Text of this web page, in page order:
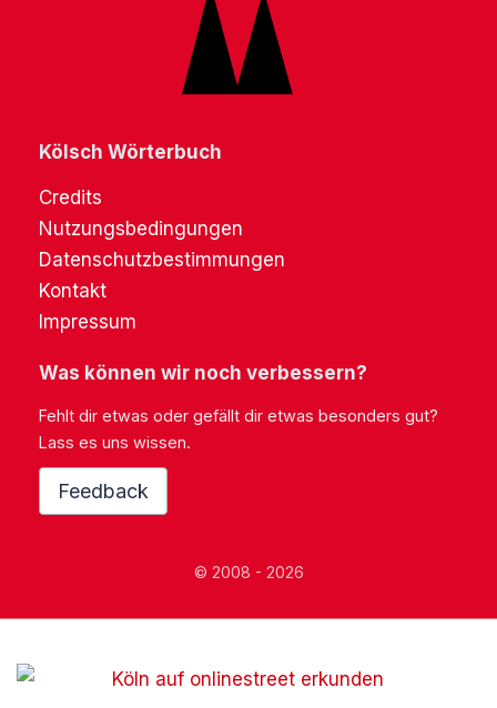
Kölsch Wörterbuch
Credits
Nutzungsbedingungen
Datenschutzbestimmungen
Kontakt
Impressum
Was können wir noch verbessern?
Fehlt dir etwas oder gefällt dir etwas besonders gut?
Lass es uns wissen.
Feedback
© 2008 - 2026